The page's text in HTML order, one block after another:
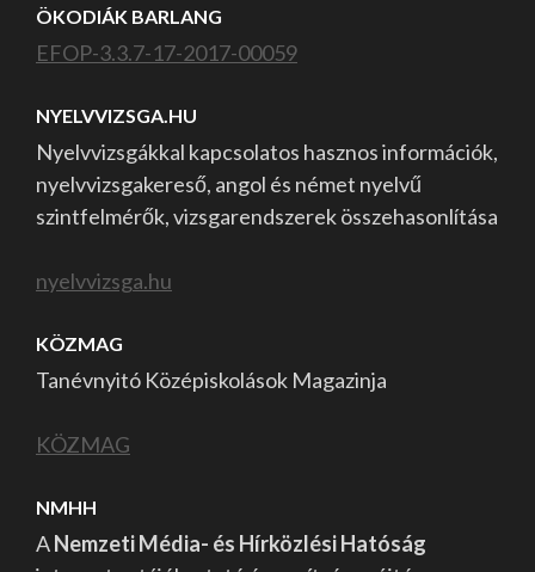
ÖKODIÁK BARLANG
EFOP-3.3.7-17-2017-00059
NYELVVIZSGA.HU
Nyelvvizsgákkal kapcsolatos hasznos információk,
nyelvvizsgakereső, angol és német nyelvű
szintfelmérők, vizsgarendszerek összehasonlítása
nyelvvizsga.hu
KÖZMAG
Tanévnyitó Középiskolások Magazinja
KÖZMAG
NMHH
ANemzeti Média- és Hírközlési Hatóság